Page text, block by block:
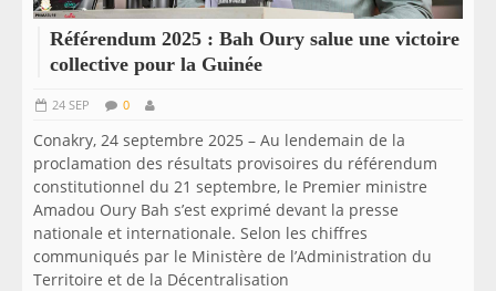
Référendum 2025 : Bah Oury salue une victoire
collective pour la Guinée
24 SEP 0
Conakry, 24 septembre 2025 – Au lendemain de la
proclamation des résultats provisoires du référendum
constitutionnel du 21 septembre, le Premier ministre
Amadou Oury Bah s’est exprimé devant la presse
nationale et internationale. Selon les chiffres
communiqués par le Ministère de l’Administration du
Territoire et de la Décentralisation